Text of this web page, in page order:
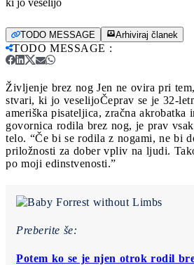
TODO MESSAGE Arhiviraj članek
TODO MESSAGE :
Življenje brez nog Jen ne ovira pri
stvari, ki jo veselijoČeprav se je 32-
ameriška pisateljica, zračna akrobatka
govornica rodila brez nog, je prav
telo. “Če bi se rodila z nogami, ne bi
priložnosti za dober vpliv na ljudi.
po moji edinstvenosti.”
Preberite še:
Potem ko se je njen otrok rodil